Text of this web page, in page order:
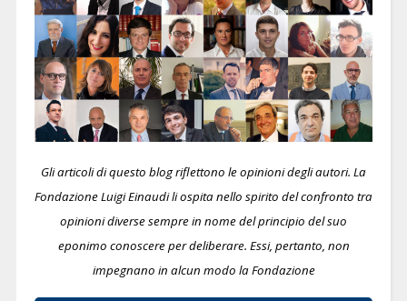
Gli articoli di questo blog riflettono le opinioni degli autori. La
Fondazione Luigi Einaudi li ospita nello spirito del confronto tra
opinioni diverse sempre in nome del principio del suo
eponimo conoscere per deliberare. Essi, pertanto, non
impegnano in alcun modo la Fondazione